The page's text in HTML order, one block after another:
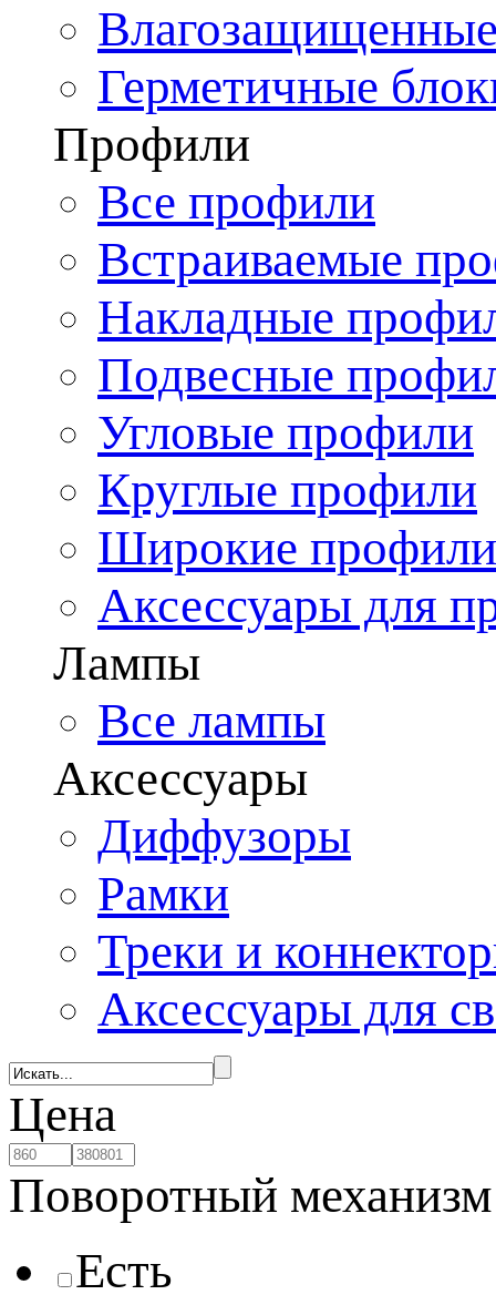
Герметичные
Профили
Все профили
Встраиваемые
Накладные
Подвесные
Угловые профили
Круглые профили
Широкие профили
Аксессуары для
Лампы
Все лампы
Аксессуары
Диффузоры
Рамки
Треки и
Аксессуары для
Цена
Поворотный механизм
Есть